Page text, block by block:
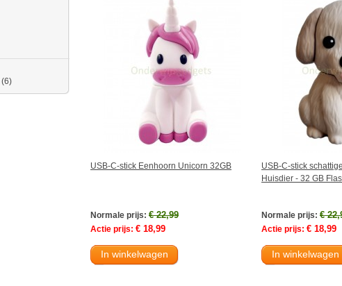
USB-C-stick Eenhoorn Unicorn 32GB
Normale prijs: € 22,99
Actie prijs: € 18,99
In winkelwagen
USB-C-stick
Huisdier - 32 GB
Normale prijs: €
Actie prijs: € 18,99
In winkelwagen
(6)